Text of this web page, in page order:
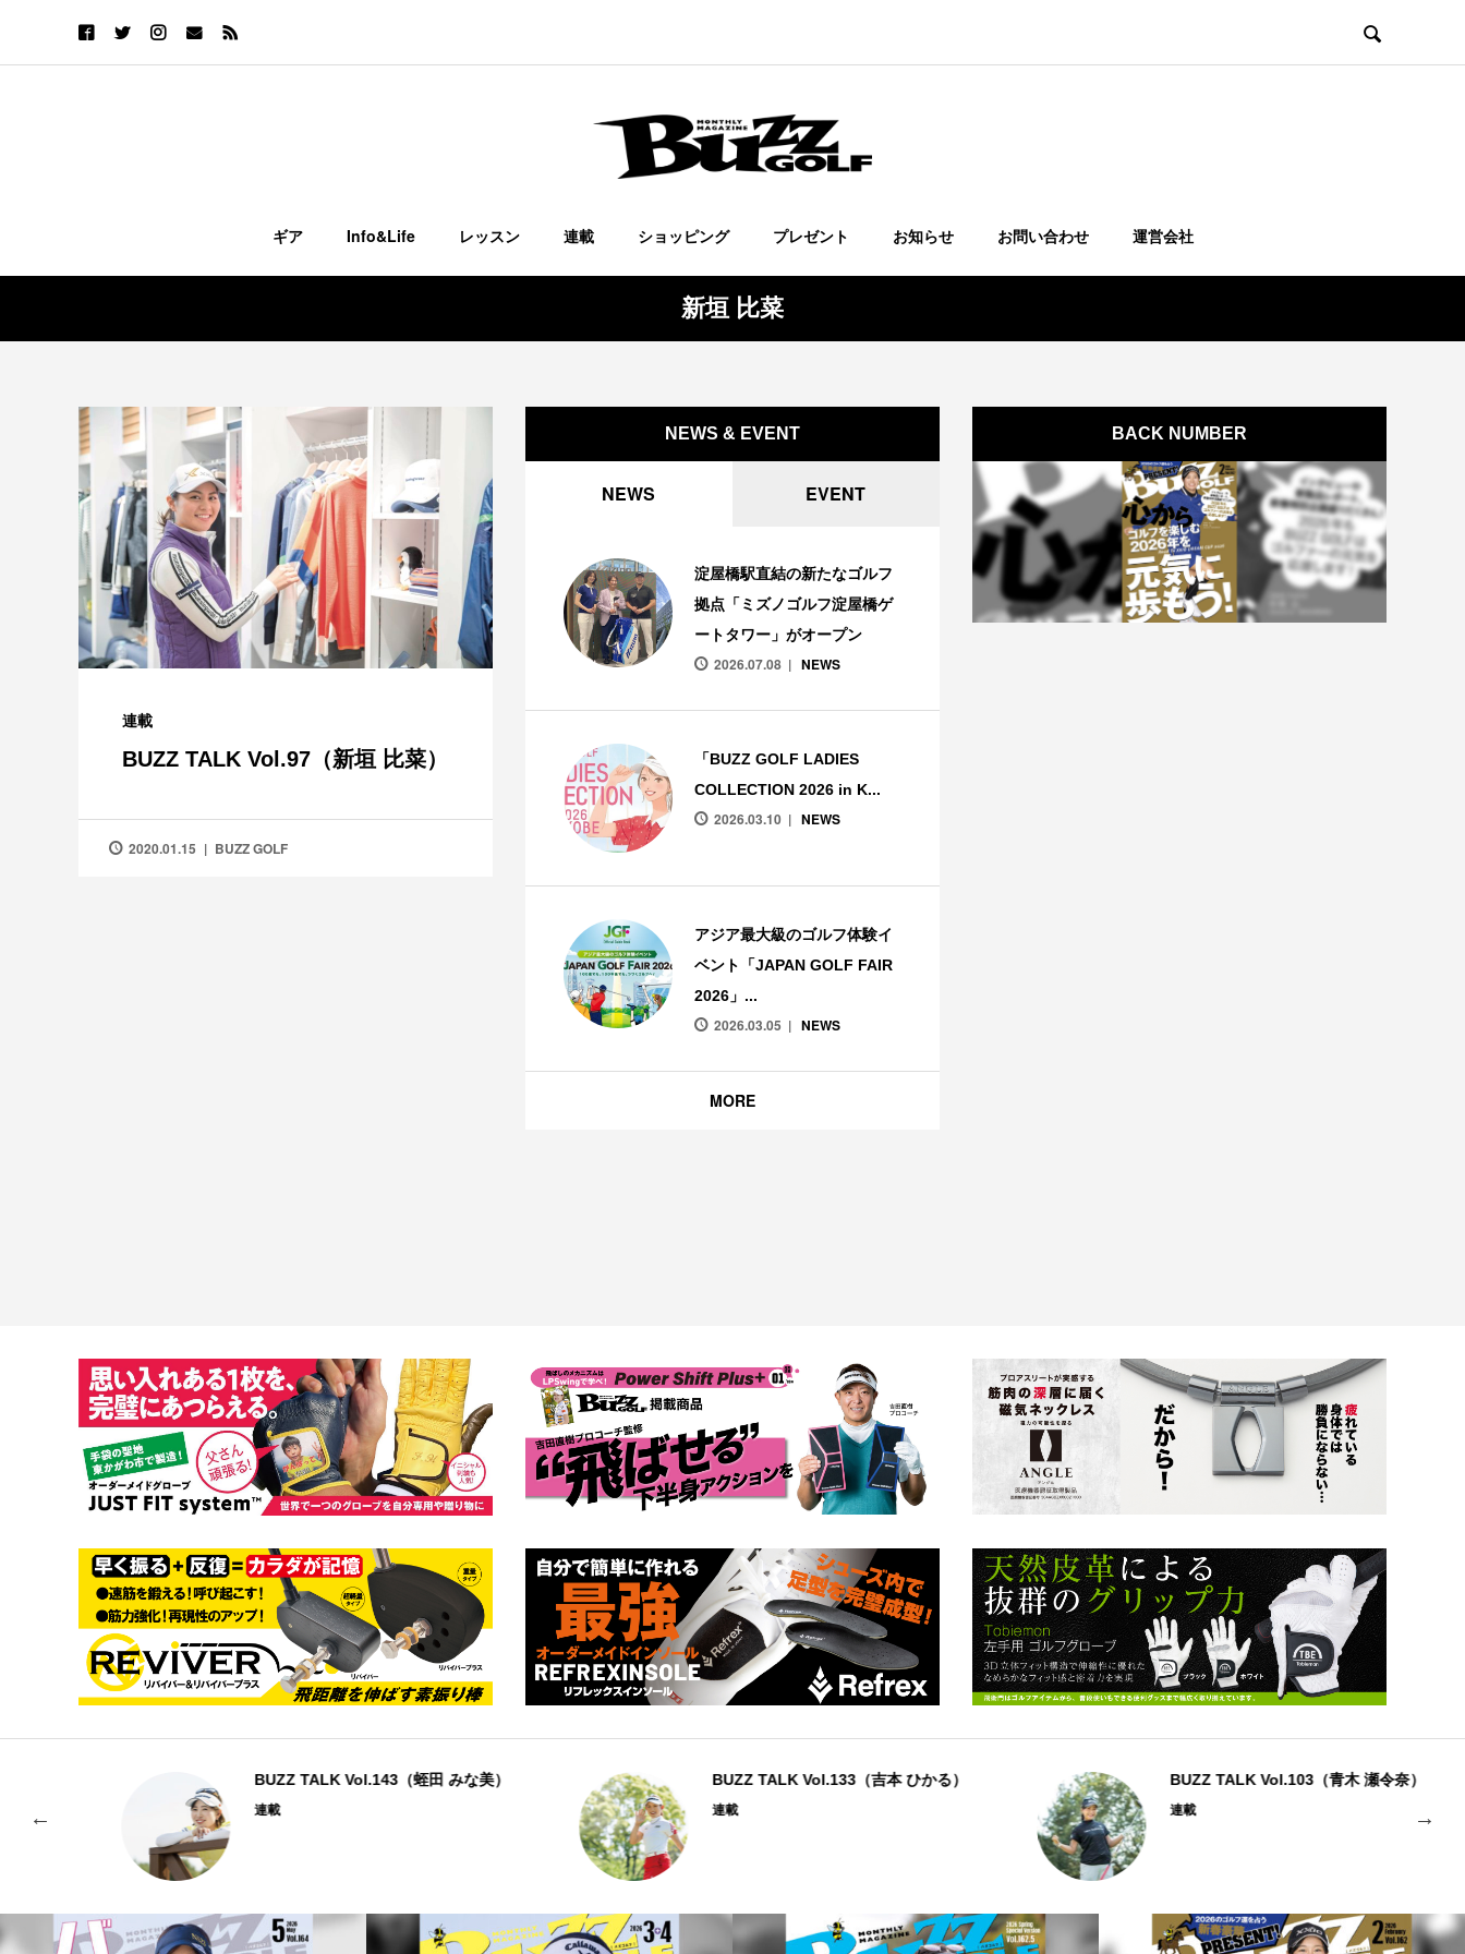

ギア Info&Life レッスン 連載 ショッピング プレゼント お知らせ お問い合わせ 運営会社
新垣 比菜
連載
BUZZ TALK Vol.97（新垣 比菜）
2020.01.15 BUZZ GOLF
NEWS & EVENT
NEWS EVENT
淀屋橋駅直結の新たなゴルフ
拠点「ミズノゴルフ淀屋橋ゲ
ートタワー」がオープン
2026.07.08 NEWS
「BUZZ GOLF LADIES
COLLECTION 2026 in K...
2026.03.10 NEWS
アジア最大級のゴルフ体験イ
ベント「JAPAN GOLF FAIR
2026」...
2026.03.05 NEWS
MORE
BACK NUMBER
BUZZ TALK Vol.143（蛭田 みな美）
連載
BUZZ TALK Vol.133（吉本 ひかる）
連載
BUZZ TALK Vol.103（青木 瀬令奈）
連載